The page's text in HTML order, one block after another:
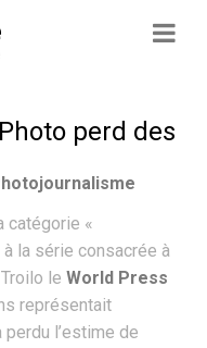
perd des
catégorie «
la série consacrée à
le World Press
représentait
perdu l’estime de